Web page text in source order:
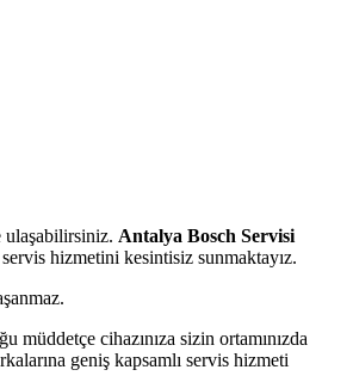
ulaşabilirsiniz. Antalya Bosch Servisi
hizmetini kesintisiz sunmaktayız.
cihazınıza sizin ortamınızda
geniş kapsamlı servis hizmeti